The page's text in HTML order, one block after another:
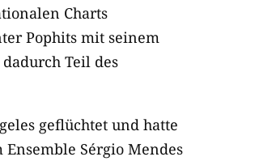
Charts
Pophits mit seinem
Teil des
geflüchtet und hatte
Sérgio Mendes